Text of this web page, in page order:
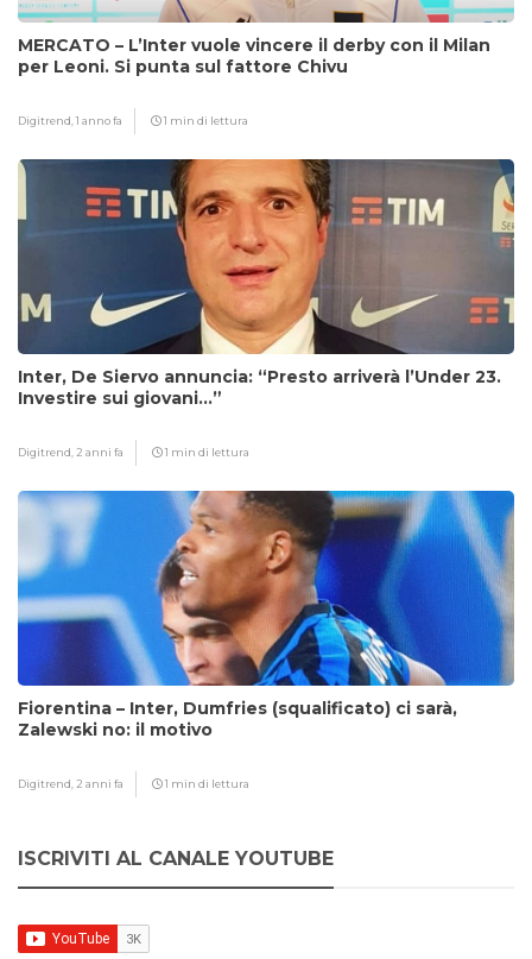
MERCATO – L’Inter vuole vincere il derby con il Milan
per Leoni. Si punta sul fattore Chivu
Digitrend,1 anno fa 1 min di lettura
Inter, De Siervo annuncia: “Presto arriverà l’Under 23.
Investire sui giovani…”
Digitrend, 2 anni fa 1 min di lettura
Fiorentina – Inter, Dumfries (squalificato) ci sarà,
Zalewski no: il motivo
Digitrend, 2 anni fa 1 min di lettura
ISCRIVITI AL CANALE YOUTUBE